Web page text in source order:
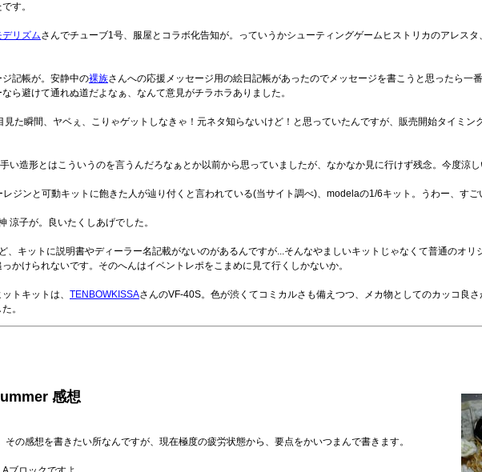
す。
デリズムさんでチューブ1号、服屋とコラボ化告知が。っていうかシューティングゲームヒストリカのアレス
記帳が。安静中の裸族さんへの応援メッセージ用の絵日記帳があったのでメッセージを書こうと思ったら一
ら避けて通れぬ道だよなぁ、なんて意見がチラホラありました。
見た瞬間、ヤベぇ、こりゃゲットしなきゃ！元ネタ知らないけど！と思っていたんですが、販売開始タイミ
い造形とはこういうのを言うんだろなぁとか以前から思っていましたが、なかなか見に行けず残念。今度涼
ジンと可動キットに飽きた人が辿り付くと言われている(当サイト調べ)、modelaの1/6キット。うわー、す
涼子が。良いたくしあげでした。
、キットに説明書やディーラー名記載がないのがあるんですが...そんなやましいキットじゃなくて普通のオ
かけられないです。そのへんはイベントレポをこまめに見て行くしかないか。
トキットは、 TENBOWKISSAさんのVF-40S。色が渋くてコミカルさも備えつつ、メカ物としてのカッコ良
。
感想
の感想を書きたい所なんですが、現在極度の疲労状態から、要点をかいつまんで書きます。